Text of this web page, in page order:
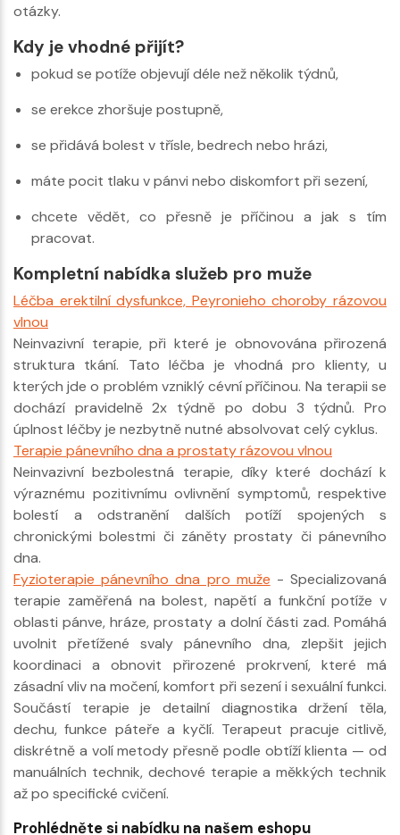
otázky.
Kdy je vhodné přijít?
pokud se potíže objevují déle než několik týdnů,
se erekce zhoršuje postupně,
se přidává bolest v třísle, bedrech nebo hrázi,
máte pocit tlaku v pánvi nebo diskomfort při sezení,
chcete vědět, co přesně je příčinou a jak s tím
pracovat.
Kompletní nabídka služeb pro muže
Léčba erektilní dysfunkce, Peyronieho choroby rázovou
vlnou
Neinvazivní terapie, při které je obnovována přirozená
struktura tkání. Tato léčba je vhodná pro klienty, u
kterých jde o problém vzniklý cévní příčinou. Na terapii se
dochází pravidelně 2x týdně po dobu 3 týdnů. Pro
úplnost léčby je nezbytně nutné absolvovat celý cyklus.
Terapie pánevního dna a prostaty rázovou vlnou
Neinvazivní bezbolestná terapie, díky které dochází k
výraznému pozitivnímu ovlivnění symptomů, respektive
bolestí a odstranění dalších potíží spojených s
chronickými bolestmi či záněty prostaty či pánevního
dna.
Fyzioterapie pánevního dna pro muže - Specializovaná
terapie zaměřená na bolest, napětí a funkční potíže v
oblasti pánve, hráze, prostaty a dolní části zad. Pomáhá
uvolnit přetížené svaly pánevního dna, zlepšit jejich
koordinaci a obnovit přirozené prokrvení, které má
zásadní vliv na močení, komfort při sezení i sexuální funkci.
Součástí terapie je detailní diagnostika držení těla,
dechu, funkce páteře a kyčlí. Terapeut pracuje citlivě,
diskrétně a volí metody přesně podle obtíží klienta — od
manuálních technik, dechové terapie a měkkých technik
až po specifické cvičení.
Prohlédněte si nabídku na našem eshopu